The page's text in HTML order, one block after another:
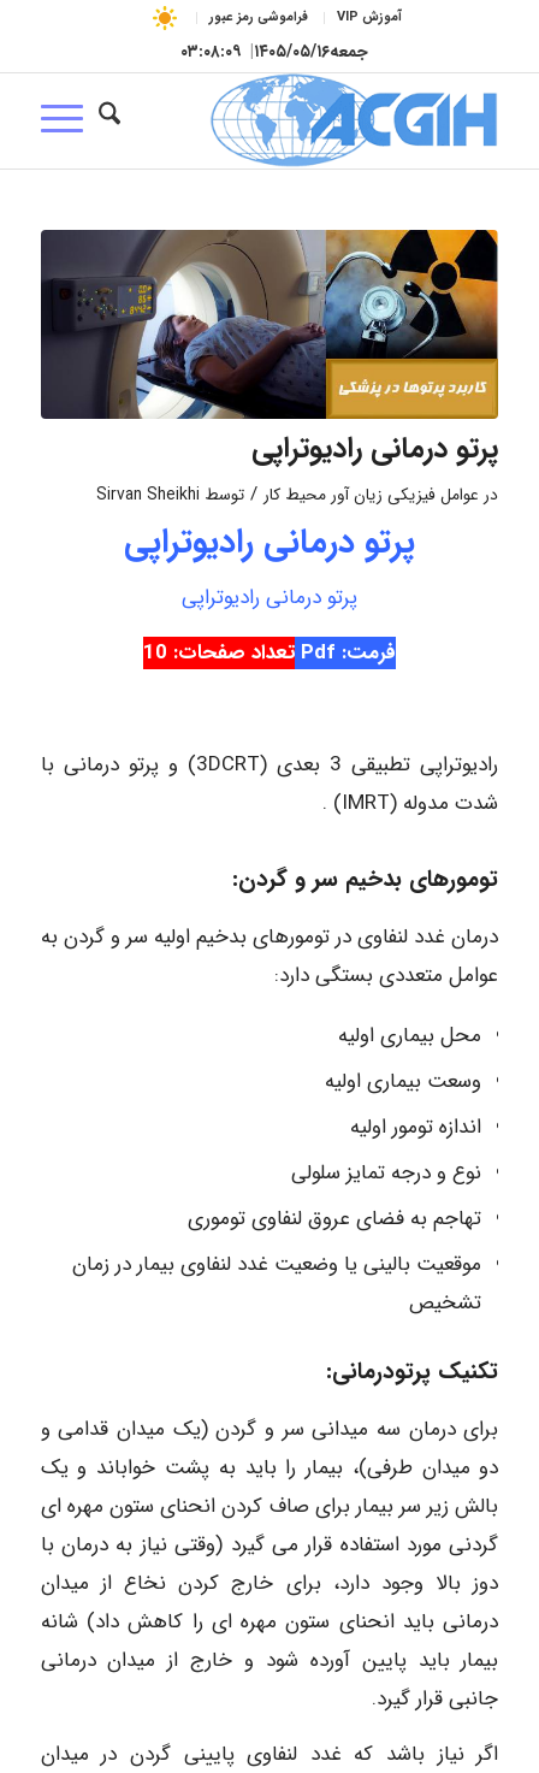
آموزش VIP فراموشی رمز عبور
جمعه۱۴۰۵/۰۵/۱۶| ۰۳:۰۸:۱۰
پرتو درمانی رادیوتراپی
در عوامل فیزیکی زیان آور محیط کار / توسط Sirvan Sheikhi
پرتو درمانی رادیوتراپی
پرتو درمانی رادیوتراپی
فرمت: Pdf
تعداد صفحات: 10
رادیوتراپی تطبیقی 3 بعدی (3DCRT) و پرتو درمانی با
شدت مدوله (IMRT) .
تومورهای بدخیم سر و گردن:
درمان غدد لنفاوی در تومورهای بدخیم اولیه سر و گردن به
عوامل متعددی بستگی دارد:
محل بیماری اولیه
وسعت بیماری اولیه
اندازه تومور اولیه
نوع و درجه تمایز سلولی
تهاجم به فضای عروق لنفاوی توموری
موقعیت بالینی یا وضعیت غدد لنفاوی بیمار در زمان
تشخیص
تکنیک پرتودرمانی:
برای درمان سه میدانی سر و گردن (یک میدان قدامی و
دو میدان طرفی)، بیمار را باید به پشت خواباند و یک
بالش زیر سر بیمار برای صاف کردن انحنای ستون مهره ای
گردنی مورد استفاده قرار می گیرد (وقتی نیاز به درمان با
دوز بالا وجود دارد، برای خارج کردن نخاع از میدان
درمانی باید انحنای ستون مهره ای را کاهش داد) شانه
بیمار باید پایین آورده شود و خارج از میدان درمانی
جانبی قرار گیرد.
اگر نیاز باشد که غدد لنفاوی پایینی گردن در میدان